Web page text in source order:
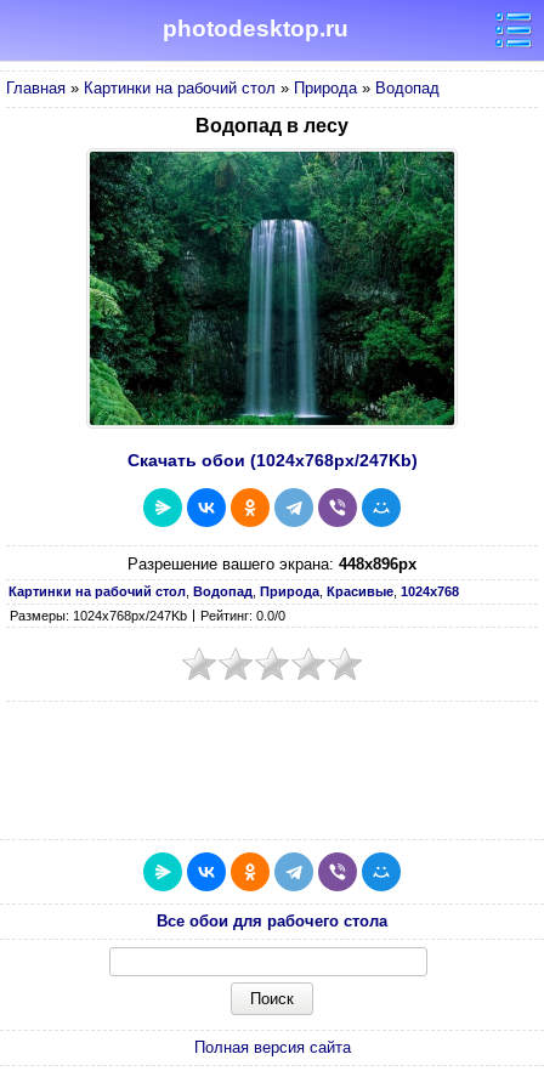
photodesktop.ru
Главная » Картинки на рабочий стол » Природа» Водопад
Водопад в лесу
Скачать обои (1024х768px/247Kb)
Разрешение вашего экрана: 448x896px
Картинки на рабочий стол Водопад Природа Красивые 1024х768
Размеры: 1024х768px/247Kb
Рейтинг: 0.0/0
Все обои для рабочего стола
Полная версия сайта